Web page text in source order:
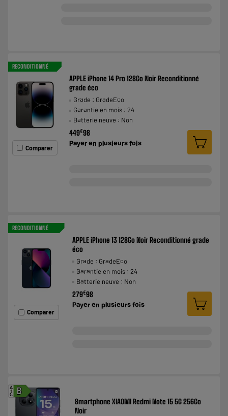
RECONDITIONNÉ
Comparer
APPLE iPhone 14 Pro 128Go Noir Reconditionné
grade éco
Grade : GradeEco
Garantie en mois : 24
Batterie neuve : Non
449€98
Payer en plusieurs fois
RECONDITIONNÉ
Comparer
APPLE iPhone 13 128Go Noir Reconditionné grade
éco
Grade : GradeEco
Garantie en mois : 24
Batterie neuve : Non
279€98
Payer en plusieurs fois
B
A
G
Smartphone XIAOMI Redmi Note 15 5G 256Go
Noir